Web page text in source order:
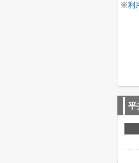
※利
平